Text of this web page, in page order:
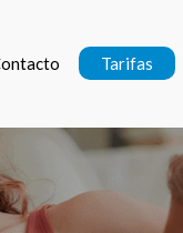
Tarifas